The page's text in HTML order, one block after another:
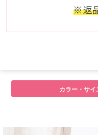
カラー・サ